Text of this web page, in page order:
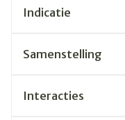
Indicatie
Samenstelling
Interacties